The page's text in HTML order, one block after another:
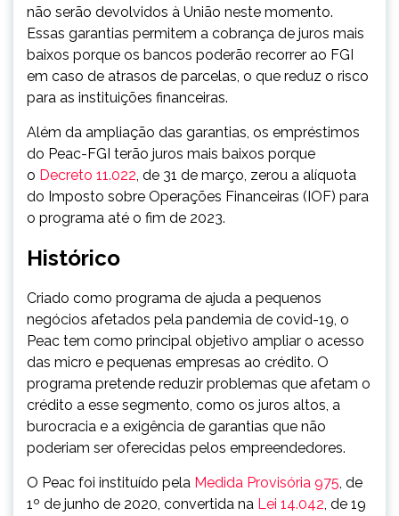
não serão devolvidos à União neste momento.
Essas garantias permitem a cobrança de juros mais
baixos porque os bancos poderão recorrer ao FGI
em caso de atrasos de parcelas, o que reduz o risco
para as instituições financeiras.
Além da ampliação das garantias, os empréstimos
do Peac-FGI terão juros mais baixos porque
o Decreto 11.022, de 31 de março, zerou a alíquota
do Imposto sobre Operações Financeiras (IOF) para
o programa até o fim de 2023.
Histórico
Criado como programa de ajuda a pequenos
negócios afetados pela pandemia de covid-19, o
Peac tem como principal objetivo ampliar o acesso
das micro e pequenas empresas ao crédito. O
programa pretende reduzir problemas que afetam o
crédito a esse segmento, como os juros altos, a
burocracia e a exigência de garantias que não
poderiam ser oferecidas pelos empreendedores.
O Peac foi instituído pela Medida Provisória 975, de
1º de junho de 2020, convertida na Lei 14.042, de 19